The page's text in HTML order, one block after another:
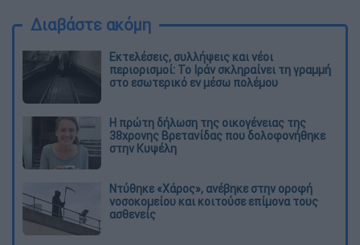
Διαβάστε ακόμη
Εκτελέσεις, συλλήψεις και νέοι
περιορισμοί: Το Ιράν σκληραίνει τη γραμμή
στο εσωτερικό εν μέσω πολέμου
Η πρώτη δήλωση της οικογένειας της
38χρονης Βρετανίδας που δολοφονήθηκε
στην Κυψέλη
Ντύθηκε «Χάρος», ανέβηκε στην οροφή
νοσοκομείου και κοιτούσε επίμονα τους
ασθενείς